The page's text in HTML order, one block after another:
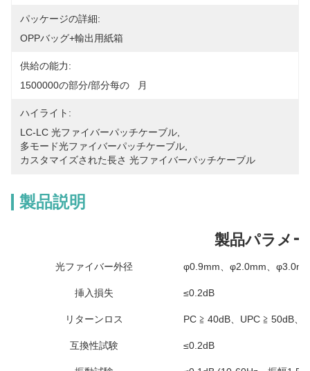
パッケージの詳細:
OPPバッグ+輸出用紙箱
供給の能力:
1500000の部分/部分每の   月
ハイライト:
LC-LC 光ファイバーパッチケーブル
多モード光ファイバーパッチケーブル
カスタマイズされた長さ 光ファイバーパッチケーブル
製品説明
製品パラメ
光ファイバー外径 φ0.9mm、φ2.0mm、
挿入損失 ≤0.2dB
リターンロス PC ≧ 40dB、UPC ≧ 50dB、
互換性試験 ≤0.2dB